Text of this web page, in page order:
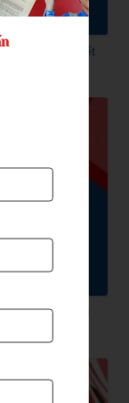
tật bạn cần biết
nhanh - Trải